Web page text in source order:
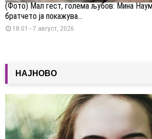
(Фото) Мал гест, голема љубов: Мина
братчето ја покажува...
18:01 - 7 август, 2026
НАЈНОВО